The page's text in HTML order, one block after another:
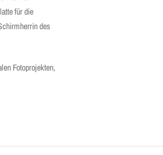
für die
des
Fotoprojekten,